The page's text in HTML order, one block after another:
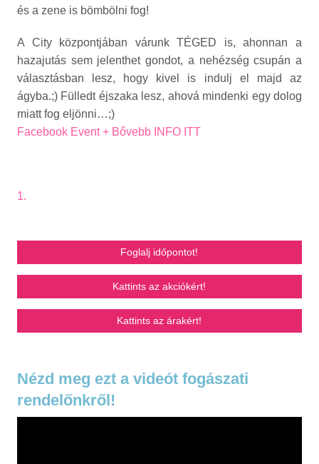
és a zene is bömbölni fog!
A City központjában várunk TÉGED is, ahonnan a
hazajutás sem jelenthet gondot, a nehézség csupán a
választásban lesz, hogy kivel is indulj el majd az
ágyba.;) Fülledt éjszaka lesz, ahová mindenki egy dolog
miatt fog eljönni…;)
Facebook Event + Bővebb INFO ITT
1.
Foglalj időpontot!
Kattints az akciókért!
Kattints az árakért!
Nézd meg ezt a videót fogászati
rendelőnkről!